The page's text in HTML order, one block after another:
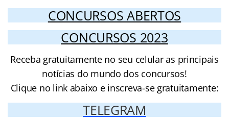
CONCURSOS ABERTOS
CONCURSOS 2023
Receba gratuitamente no seu celular as principais
notícias do mundo dos concursos!
Clique no link abaixo e inscreva-se gratuitamente:
TELEGRAM